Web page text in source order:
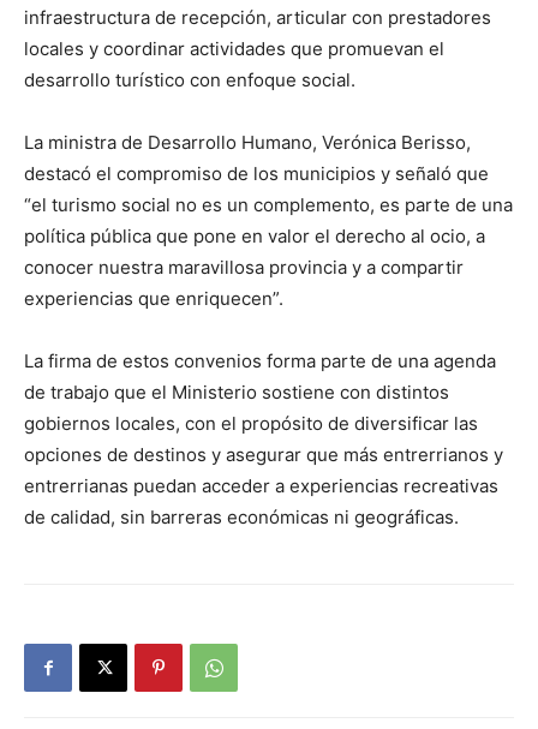
infraestructura de recepción, articular con prestadores
locales y coordinar actividades que promuevan el
desarrollo turístico con enfoque social.
La ministra de Desarrollo Humano, Verónica Berisso,
destacó el compromiso de los municipios y señaló que
“el turismo social no es un complemento, es parte de una
política pública que pone en valor el derecho al ocio, a
conocer nuestra maravillosa provincia y a compartir
experiencias que enriquecen”.
La firma de estos convenios forma parte de una agenda
de trabajo que el Ministerio sostiene con distintos
gobiernos locales, con el propósito de diversificar las
opciones de destinos y asegurar que más entrerrianos y
entrerrianas puedan acceder a experiencias recreativas
de calidad, sin barreras económicas ni geográficas.